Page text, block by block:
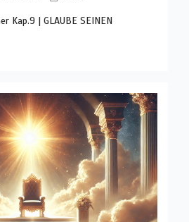
Kap.9 | GLAUBE SEINEN